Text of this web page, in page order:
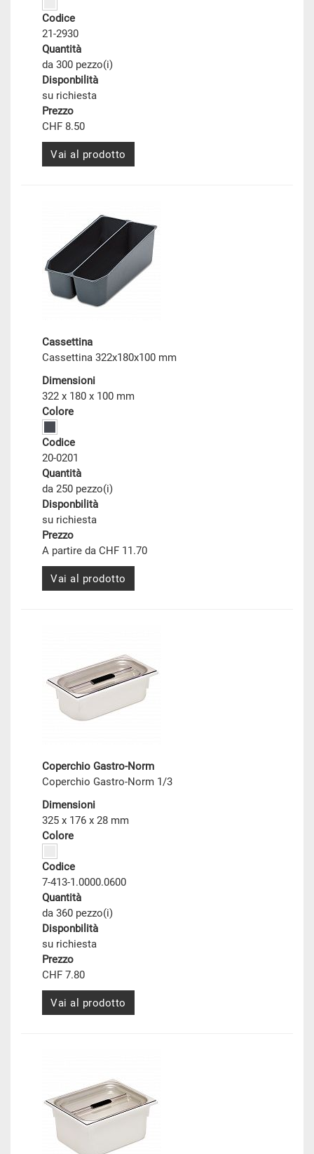
Codice
21-2930
Quantità
da 300 pezzo(i)
Disponbilità
su richiesta
Prezzo
CHF 8.50
Vai al prodotto
Cassettina
Cassettina 322x180x100 mm
Dimensioni
322 x 180 x 100 mm
Colore
Codice
20-0201
Quantità
da 250 pezzo(i)
Disponbilità
su richiesta
Prezzo
A partire da CHF 11.70
Vai al prodotto
Coperchio Gastro-Norm
Coperchio Gastro-Norm 1/3
Dimensioni
325 x 176 x 28 mm
Colore
Codice
7-413-1.0000.0600
Quantità
da 360 pezzo(i)
Disponbilità
su richiesta
Prezzo
CHF 7.80
Vai al prodotto